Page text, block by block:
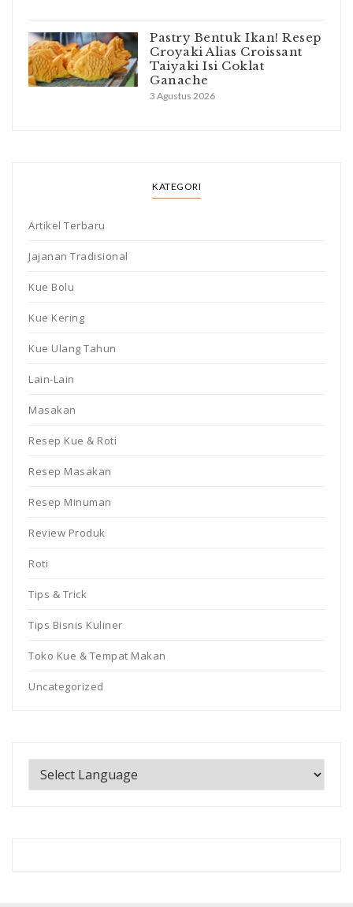
Pastry Bentuk Ikan! Resep
Croyaki Alias Croissant
Taiyaki Isi Coklat
Ganache
3 Agustus 2026
KATEGORI
Artikel Terbaru
Jajanan Tradisional
Kue Bolu
Kue Kering
Kue Ulang Tahun
Lain-Lain
Masakan
Resep Kue & Roti
Resep Masakan
Resep Minuman
Review Produk
Roti
Tips & Trick
Tips Bisnis Kuliner
Toko Kue & Tempat Makan
Uncategorized